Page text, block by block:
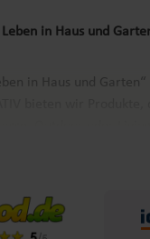
in Haus und
in Haus und
bieten wir Produkte,
aus Deutschland
in Bechhofen, im